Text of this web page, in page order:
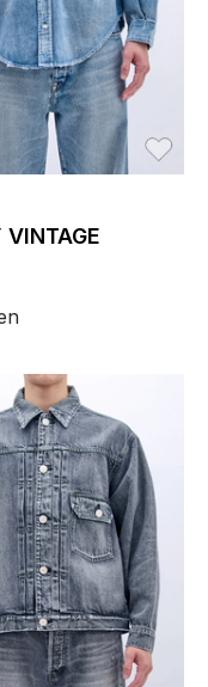
VINTAGE